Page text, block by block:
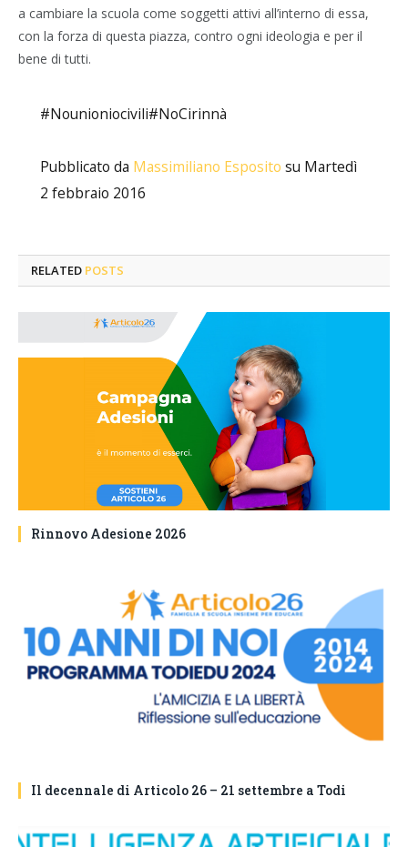
a cambiare la scuola come soggetti attivi all’interno di essa,
con la forza di questa piazza, contro ogni ideologia e per il
bene di tutti.
#Nounioniocivili#NoCirinnà
Pubblicato da Massimiliano Esposito su Martedì
2 febbraio 2016
RELATED POSTS
Rinnovo Adesione 2026
Il decennale di Articolo 26 – 21 settembre a Todi